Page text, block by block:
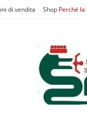
di vendita Shop Perché